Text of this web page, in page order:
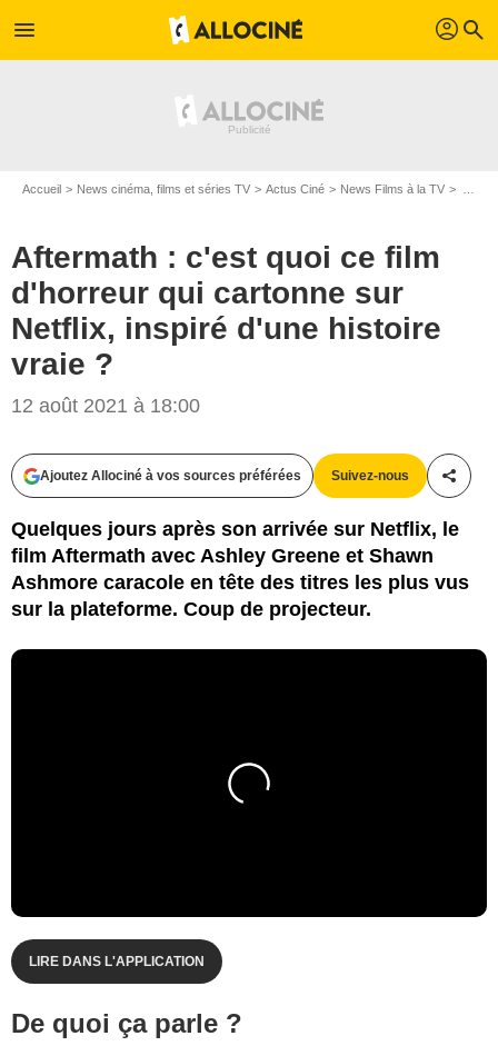
menu profil search
Accueil News cinéma, films et séries TV Actus Ciné News Films à la TV
Aftermath : c'est quoi ce film
d'horreur qui cartonne sur
Netflix, inspiré d'une histoire
vraie ?
12 août 2021 à 18:00
Ajoutez Allociné à vos sources préférées Suivez-nous
Quelques jours après son arrivée sur Netflix, le
film Aftermath avec Ashley Greene et Shawn
Ashmore caracole en tête des titres les plus vus
sur la plateforme. Coup de projecteur.
LIRE DANS L'APPLICATION
De quoi ça parle ?